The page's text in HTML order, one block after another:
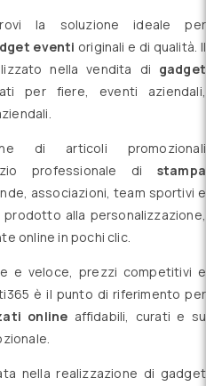
la soluzione ideale per
eventi originali e di qualità. Il
nella vendita di gadget
per fiere, eventi aziendali,
di articoli promozionali
professionale di stampa
associazioni, team sportivi e
alla personalizzazione,
online in pochi clic.
e veloce, prezzi competitivi e
è il punto di riferimento per
online affidabili, curati e su
nella realizzazione di gadget